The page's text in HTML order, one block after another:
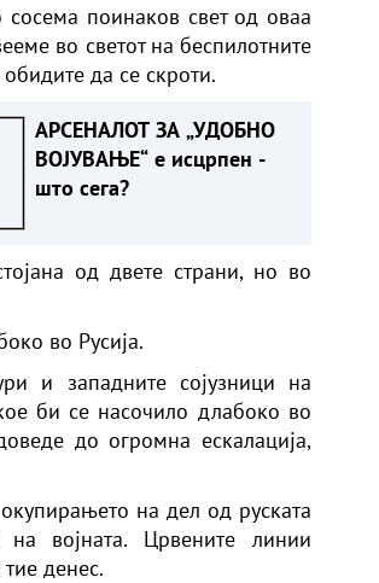
поинаков свет од оваа
во светот на беспилотните
да се скроти.
АРСЕНАЛОТ ЗА „УДОБНО
ВОЈУВАЊЕ“ е исцрпен -
што сега?
од двете страни, но во
во Русија.
и западните сојузници на
би се насочило длабоко во
до огромна ескалација,
на дел од руската
војната. Црвените линии
денес.